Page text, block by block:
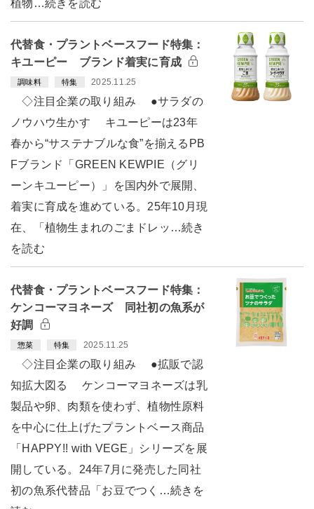
植物…続きを読む
代替食・プラントベースフード特集：
キユーピー ブランド着実に育成
調味料 特集 2025.11.25
◇注目企業の取り組み ●サラダの
ノウハウ生かす キユーピーは23年
春から“サステナブルな食”を揃えるPB
Fブランド「GREEN KEWPIE（グリ
ーンキユーピー）」を国内外で展開、
着実に育成を進めている。25年10月現
在、「植物生まれのごまドレッ…続き
を読む
代替食・プラントベースフード特集：
ケンコーマヨネーズ 同社初の魚系が
好調
惣菜 特集 2025.11.25
◇注目企業の取り組み ●拡販で認
知拡大図る ケンコーマヨネーズは乳
製品や卵、肉類を使わず、植物性原料
を中心に仕上げたプラントベース商品
「HAPPY!! with VEGE」シリーズを展
開している。24年7月に発売した同社
初の魚系代替品「お豆でつく…続きを